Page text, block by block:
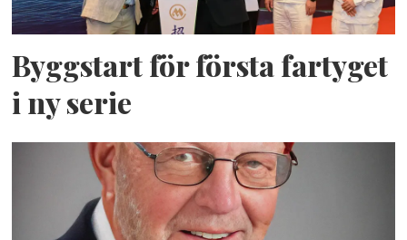
Byggstart för första fartyget
i ny serie